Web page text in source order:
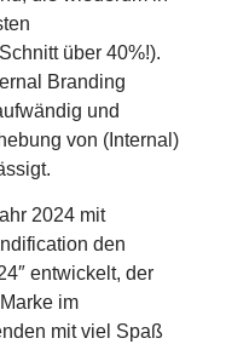
über 40%!).
Branding
und
von (Internal)
2024 mit
den
entwickelt, der
im
mit viel Spaß